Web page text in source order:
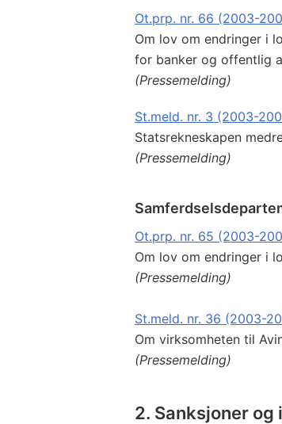
Ot.prp. nr. 66 (2003-
Om lov om endringer i
for banker og offentlig
(Pressemelding)
St.meld. nr. 3 (2003-
Statsrekneskapen
(Pressemelding)
Ot.prp. nr. 65 (2003-
Om lov om endringer i
(Pressemelding)
St.meld. nr. 36 (2003-
Om virksomheten til
(Pressemelding)
2. Sanksjoner